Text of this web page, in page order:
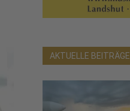
AKTUELLE BEITRÄGE